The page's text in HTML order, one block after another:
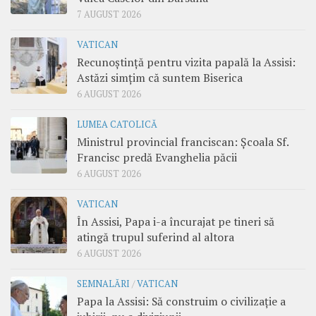
7 AUGUST 2026
VATICAN
Recunoștință pentru vizita papală la Assisi:
Astăzi simțim că suntem Biserica
6 AUGUST 2026
LUMEA CATOLICĂ
Ministrul provincial franciscan: Școala Sf.
Francisc predă Evanghelia păcii
6 AUGUST 2026
VATICAN
În Assisi, Papa i-a încurajat pe tineri să
atingă trupul suferind al altora
6 AUGUST 2026
SEMNALĂRI /VATICAN
Papa la Assisi: Să construim o civilizație a